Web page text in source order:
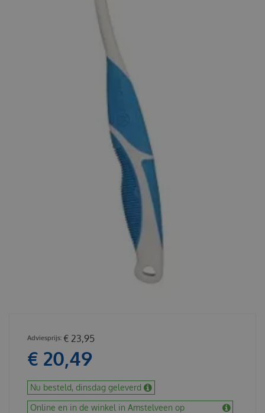
€ 23,95
€ 20,49
Nu besteld, dinsdag geleverd
Online en in de winkel in Amstelveen op